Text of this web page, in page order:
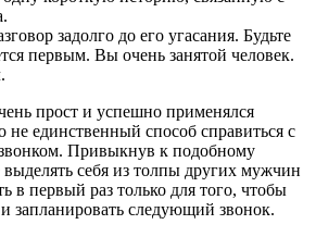
задолго до его угасания. Будьте
первым. Вы очень занятой человек.
прост и успешно применялся
единственный способ справиться с
Привыкнув к подобному
себя из толпы других мужчин
в первый раз только для того, чтобы
запланировать следующий звонок.